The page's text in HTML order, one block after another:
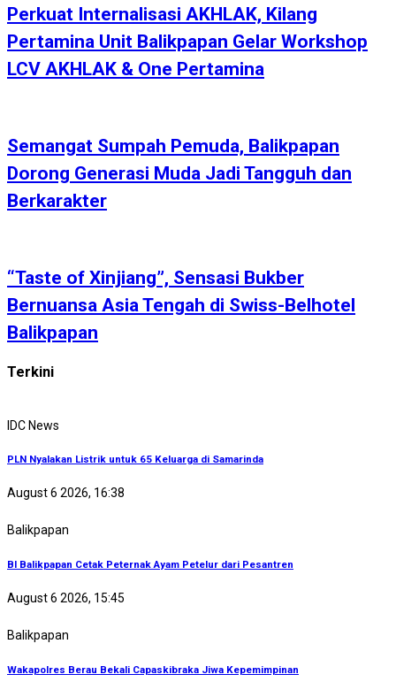
Perkuat Internalisasi AKHLAK, Kilang
Pertamina Unit Balikpapan Gelar Workshop
LCV AKHLAK & One Pertamina
Semangat Sumpah Pemuda, Balikpapan
Dorong Generasi Muda Jadi Tangguh dan
Berkarakter
“Taste of Xinjiang”, Sensasi Bukber
Bernuansa Asia Tengah di Swiss-Belhotel
Balikpapan
Terkini
IDC News
PLN Nyalakan Listrik untuk 65 Keluarga di Samarinda
August 6 2026, 16:38
Balikpapan
BI Balikpapan Cetak Peternak Ayam Petelur dari Pesantren
August 6 2026, 15:45
Balikpapan
Wakapolres Berau Bekali Capaskibraka Jiwa Kepemimpinan